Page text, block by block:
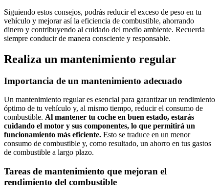
Siguiendo estos consejos, podrás reducir el exceso de peso en tu
vehículo y mejorar así la eficiencia de combustible, ahorrando
dinero y contribuyendo al cuidado del medio ambiente. Recuerda
siempre conducir de manera consciente y responsable.
Realiza un mantenimiento regular
Importancia de un mantenimiento adecuado
Un mantenimiento regular es esencial para garantizar un rendimiento
óptimo de tu vehículo y, al mismo tiempo, reducir el consumo de
combustible. Al mantener tu coche en buen estado, estarás
cuidando el motor y sus componentes, lo que permitirá un
funcionamiento más eficiente. Esto se traduce en un menor
consumo de combustible y, como resultado, un ahorro en tus gastos
de combustible a largo plazo.
Tareas de mantenimiento que mejoran el
rendimiento del combustible